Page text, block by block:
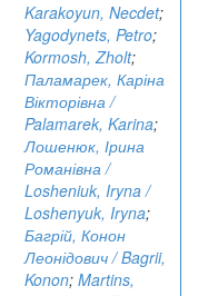
Karakoyun, Necdet;
Yagodynets, Petro;
Kormosh, Zholt;
Паламарек, Каріна
Вікторівна /
Palamarek, Karina;
Лошенюк, Ірина
Романівна /
Losheniuk, Iryna /
Loshenyuk, Iryna;
Багрій, Конон
Леонідович / Bagrii,
Konon; Martins,